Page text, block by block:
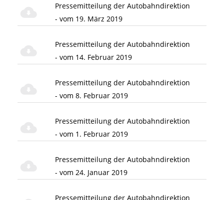
Pressemitteilung der Autobahndirektion
- vom 19. März 2019
Pressemitteilung der Autobahndirektion
- vom 14. Februar 2019
Pressemitteilung der Autobahndirektion
- vom 8. Februar 2019
Pressemitteilung der Autobahndirektion
- vom 1. Februar 2019
Pressemitteilung der Autobahndirektion
- vom 24. Januar 2019
Pressemitteilung der Autobahndirektion